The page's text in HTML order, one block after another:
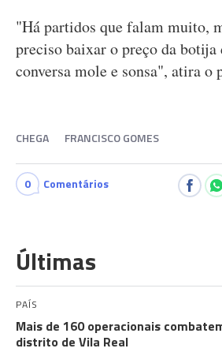
"Há partidos que falam muito,
preciso baixar o preço da botija
conversa mole e sonsa", atira o
CHEGA FRANCISCO GOMES
0 Comentários
Últimas
PAÍS
Mais de 160 operacionais
distrito de Vila Real